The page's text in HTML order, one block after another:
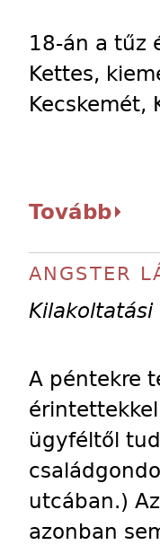
18-án a tűz
Kettes,
Kecskemét,
Tovább
ANGSTER
A péntekre
ügyféltől
utcában.)
azonban